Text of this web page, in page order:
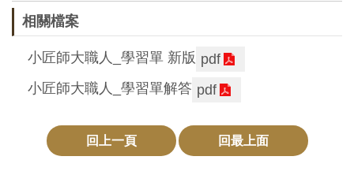
出
相關檔案
小匠師大職人_學習單 新版 pdf
小匠師大職人_學習單解答 pdf
回上一頁 回最上面